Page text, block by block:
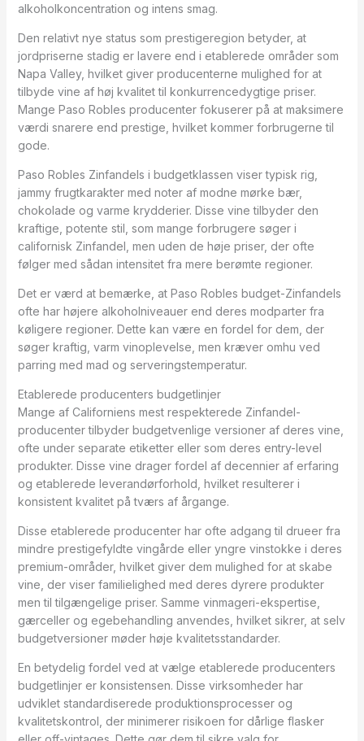
alkoholkoncentration og intens smag.
Den relativt nye status som prestigeregion betyder, at
jordpriserne stadig er lavere end i etablerede områder som
Napa Valley, hvilket giver producenterne mulighed for at
tilbyde vine af høj kvalitet til konkurrencedygtige priser.
Mange Paso Robles producenter fokuserer på at maksimere
værdi snarere end prestige, hvilket kommer forbrugerne til
gode.
Paso Robles Zinfandels i budgetklassen viser typisk rig,
jammy frugtkarakter med noter af modne mørke bær,
chokolade og varme krydderier. Disse vine tilbyder den
kraftige, potente stil, som mange forbrugere søger i
californisk Zinfandel, men uden de høje priser, der ofte
følger med sådan intensitet fra mere berømte regioner.
Det er værd at bemærke, at Paso Robles budget-Zinfandels
ofte har højere alkoholniveauer end deres modparter fra
køligere regioner. Dette kan være en fordel for dem, der
søger kraftig, varm vinoplevelse, men kræver omhu ved
parring med mad og serveringstemperatur.
Etablerede producenters budgetlinjer
Mange af Californiens mest respekterede Zinfandel-
producenter tilbyder budgetvenlige versioner af deres vine,
ofte under separate etiketter eller som deres entry-level
produkter. Disse vine drager fordel af decennier af erfaring
og etablerede leverandørforhold, hvilket resulterer i
konsistent kvalitet på tværs af årgange.
Disse etablerede producenter har ofte adgang til drueer fra
mindre prestigefyldte vingårde eller yngre vinstokke i deres
premium-områder, hvilket giver dem mulighed for at skabe
vine, der viser familielighed med deres dyrere produkter
men til tilgængelige priser. Samme vinmageri-ekspertise,
gærceller og egebehandling anvendes, hvilket sikrer, at selv
budgetversioner møder høje kvalitetsstandarder.
En betydelig fordel ved at vælge etablerede producenters
budgetlinjer er konsistensen. Disse virksomheder har
udviklet standardiserede produktionsprocesser og
kvalitetskontrol, der minimerer risikoen for dårlige flasker